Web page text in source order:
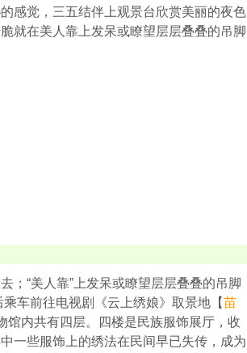
感觉，三五结伴上观景台欣赏美丽的夜色
就在美人靠上发呆或瞭望层层叠叠的吊脚
；“美人靠”上发呆或瞭望层层叠叠的吊脚
车前往电视剧《云上绣娘》取景地【苗
馆内共有四层。四楼是民族服饰展厅，收
一些服饰上的绣法在民间早已失传，成为